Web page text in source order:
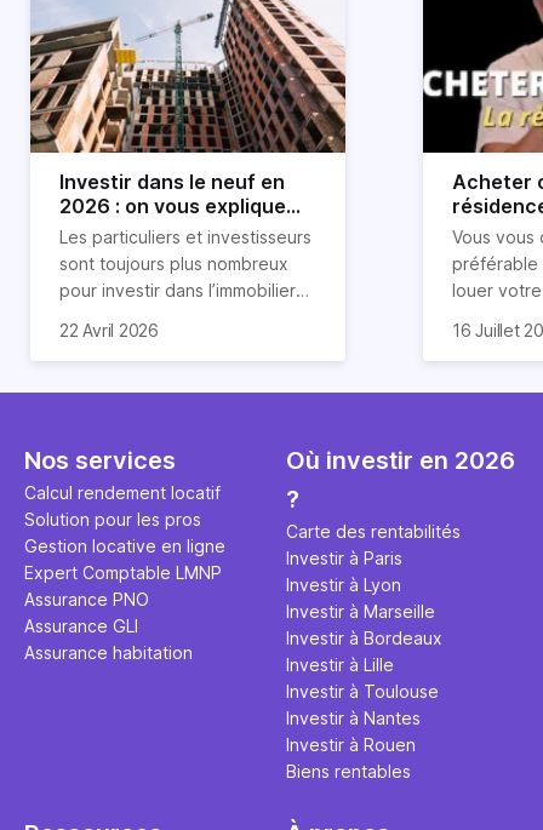
Investir dans le neuf en
2026 : on vous explique
tout !
Les particuliers et investisseurs
sont toujours plus nombreux
pour investir dans l’immobilier
nombreux avantages à choisir
expliquons tout dans cet
22 Avril 2026
Acheter
règle
révélée
Vous vous
préférable
louer
expert en
règle
ce secret
l'argent
principale
études et
16 Juillet
Nos services
Calcul rendement locatif
Solution pour les pros
Gestion locative en ligne
Expert Comptable LMNP
Assurance PNO
Assurance GLI
Assurance habitation
Où investir en 2026
?
Carte des rentabilités
Investir à Paris
Investir à Lyon
Investir à Marseille
Investir à Bordeaux
Investir à Lille
Investir à Toulouse
Investir à Nantes
Investir à Rouen
Biens rentables